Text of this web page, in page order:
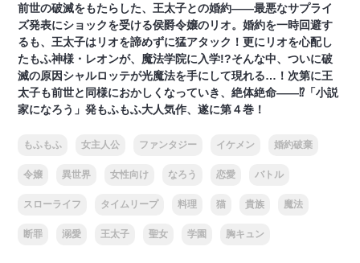
前世の破滅をもたらした、王太子との婚約――最悪なサプライ
ズ発表にショックを受ける侯爵令嬢のリオ。婚約を一時回避す
るも、王太子はリオを諦めずに猛アタック！更にリオを心配し
たもふ神様・レオンが、魔法学院に入学!?そんな中、ついに破
滅の原因シャルロッテが光魔法を手にして現れる…！次第に王
太子も前世と同様におかしくなっていき、絶体絶命――⁉「小説
家になろう」発もふもふ大人気作、遂に第４巻！
もふもふ 女主人公 ファンタジー イケメン 婚約破棄
令嬢 異世界 女性向け なろう 恋愛 バトル
スローライフ タイムリープ 料理 猫 貴族 魔法
断罪 溺愛 王太子 聖女 学園 胸キュン